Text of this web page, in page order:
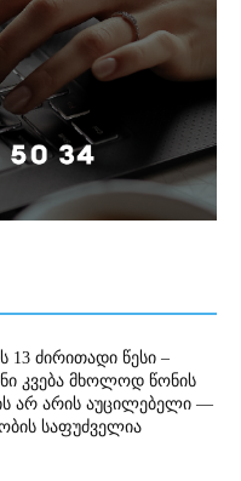
13 ძირითადი წესი –
კვება მხოლოდ წონის
არ არის აუცილებელი —
საფუძველია